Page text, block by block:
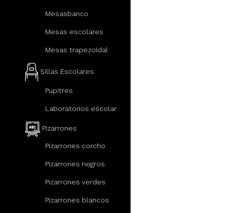
Mesasbanco
Mesas escolares
Mesas trapezoidal
Sillas Escolares
Pupitres
Laboratorios escolar
Pizarrones
Pizarrones corcho
Pizarrones negros
Pizarrones verdes
Pizarrones blancos